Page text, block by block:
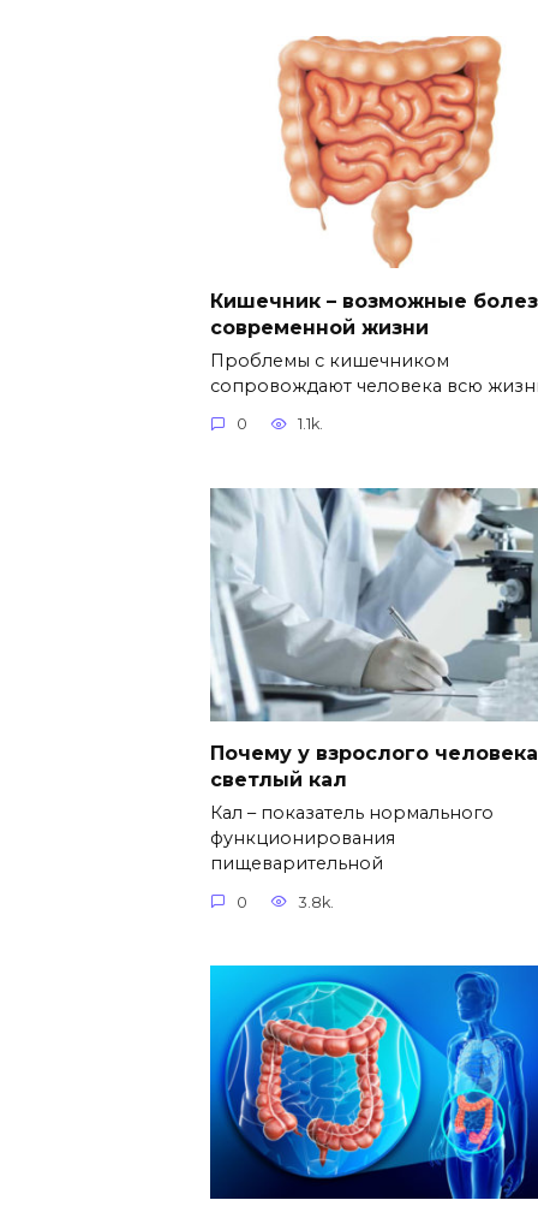
Кишечник – возможные
современной жизни
Проблемы с кишечником
сопровождают человека всю
0 1.1k.
Почему у взрослого человека
светлый кал
Кал – показатель нормального
функционирования
пищеварительной
0 3.8k.